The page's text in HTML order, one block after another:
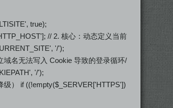
true);
// 2. 核心：动态定义当前
'/');
域名无法写入 Cookie 导致的登录循环/
'/');
） if ((!empty($_SERVER['HTTPS'])